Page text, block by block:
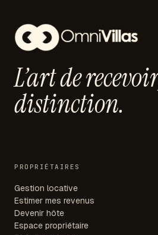
L’art de
distinction.
PROPRIÉTAIRES
Gestion locative
Estimer mes revenus
Devenir hôte
Espace propriétaire